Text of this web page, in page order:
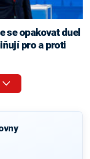
pro a proti